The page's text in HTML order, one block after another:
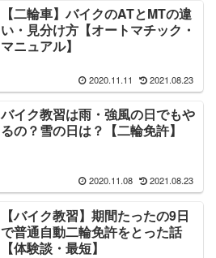
【二輪車】バイクのATとMTの違
い・見分け方【オートマチック・
マニュアル】
2020.11.11 2021.08.23
バイク教習は雨・強風の日でもや
るの？雪の日は？【二輪免許】
2020.11.08 2021.08.23
【バイク教習】期間たったの9日
で普通自動二輪免許をとった話
【体験談・最短】